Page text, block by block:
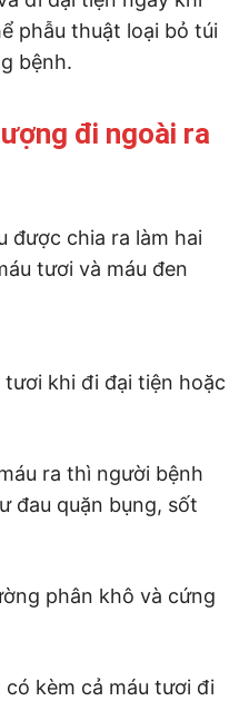
phẫu thuật loại bỏ túi
bệnh.
đi ngoài ra
được chia ra làm hai
tươi và máu đen
khi đi đại tiện hoặc
ra thì người bệnh
đau quặn bụng, sốt
phân khô và cứng
kèm cả máu tươi đi